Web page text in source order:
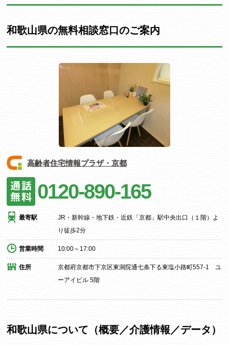
和歌山県の無料相談窓口のご案内
高齢者住宅情報プラザ・京都
0120-890-165
最寄駅
JR・新幹線・地下鉄・近鉄「京都」駅中央出口（１階）よ
り徒歩2分
営業時間 10:00～17:00
住所
京都府京都市下京区東洞院通七条下る東塩小路町557-1 ユ
ーアイビル 5階
和歌山県について（概要／介護情報／データ）